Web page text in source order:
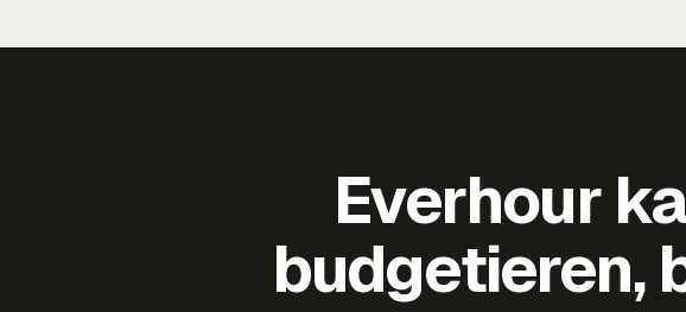
Everhour
budgetieren,